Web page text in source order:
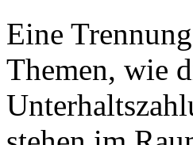
Eine
Themen, wie